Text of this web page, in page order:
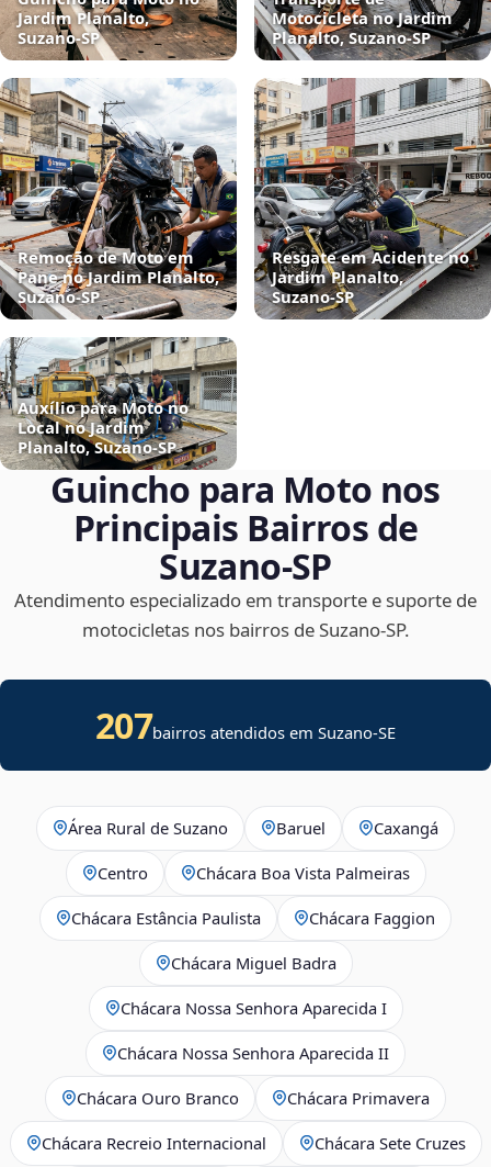
Jardim Planalto,
Suzano‑SP
Motocicleta no Jardim
Planalto, Suzano‑SP
Remoção de Moto em
Pane no Jardim Planalto,
Suzano‑SP
Resgate em Acidente no
Jardim Planalto,
Suzano‑SP
Auxílio para Moto no
Local no Jardim
Planalto, Suzano‑SP
Guincho para Moto nos
Principais Bairros de
Suzano‑SP
Atendimento especializado em transporte e suporte de
motocicletas nos bairros de Suzano‑SP.
207bairros atendidos emSuzano-SE
Área Rural de Suzano Baruel Caxangá
Centro Chácara Boa Vista Palmeiras
Chácara Estância Paulista Chácara Faggion
Chácara Miguel Badra
Chácara Nossa Senhora Aparecida I
Chácara Nossa Senhora Aparecida II
Chácara Ouro Branco Chácara Primavera
Chácara Recreio Internacional Chácara Sete Cruzes